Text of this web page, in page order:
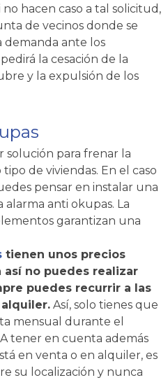
no hacen caso a tal solicitud,
de vecinos donde se
ante los
la cesación de la
y la expulsión de los
solución para frenar la
de viviendas. En el caso
pensar en instalar una
anti okupas. La
garantizan una
tienen unos precios
así no puedes realizar
puedes recurrir a las
Así, solo tienes que
mensual durante el
tener en cuenta además
en venta o en alquiler, es
su localización y nunca